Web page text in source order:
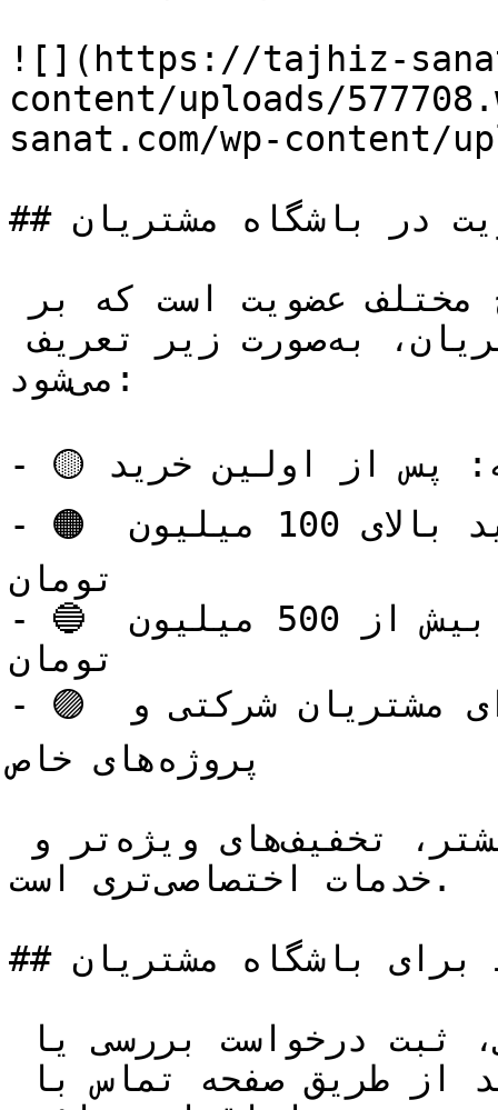
![](https://tajhiz-
content/uploads/
sanat.com/wp-content/
## سطوح عضویت در باشگاه مشتریان
اساس میزان خرید و همکاری مشتریان، به‌صورت زیر تعریف
می‌شود:
- 🟡 عضو پایه: پس از اولین خرید
- 🟠 عضو نقره‌ای: با مجموع خرید بالای 100 میلیون
تومان
- 🔵 عضو طلایی: با خرید سالیانه بیش از 500 میلیون
تومان
- 🟣 عضو ویژه سازمانی: برای مشتریان شرکتی و
پروژه‌های خاص
خدمات اختصاصی‌تری است.
## ارتباط برای باشگاه مشتریان